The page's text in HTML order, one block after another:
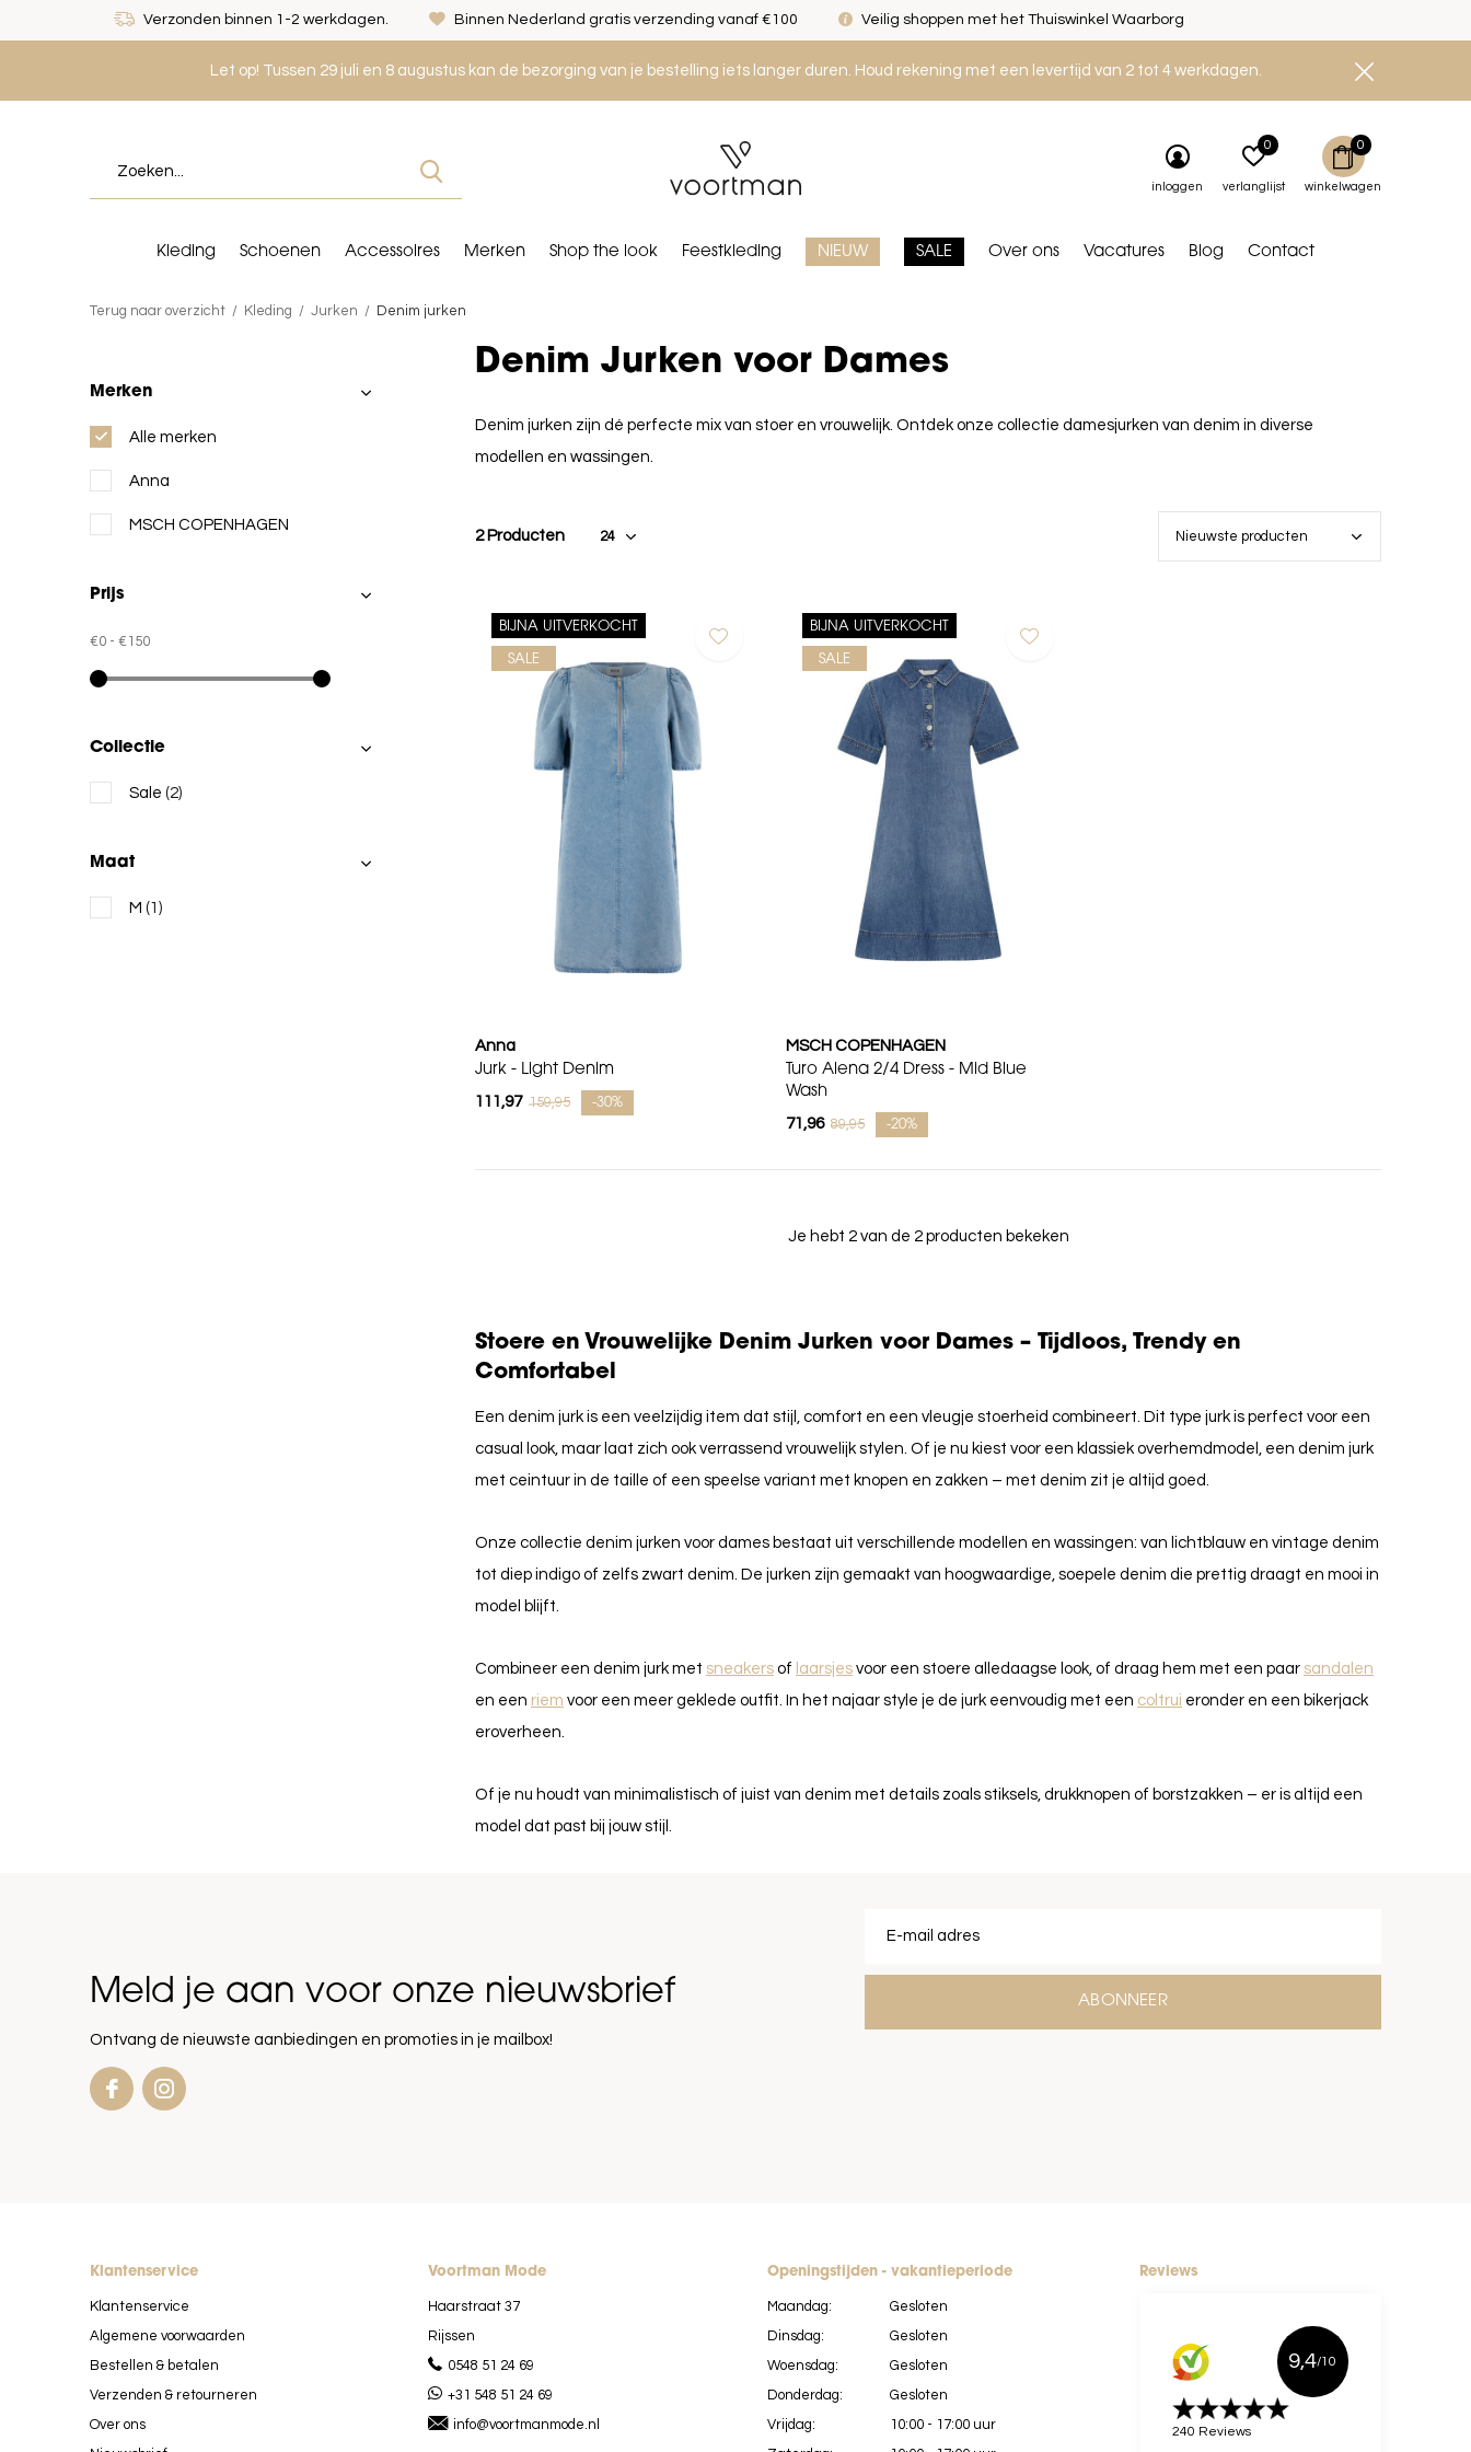
Let op! Tussen 29 juli en 8 augustus kan de bezorging van je bestelling iets langer duren. Houd rekening met een levertijd van 2 tot 4 werkdagen.
Kleding Schoenen Accessoires Merken Shop the look Feestkleding NIEUW SALE Over ons Vacatures Blog Contact
inloggen verlanglijst
0
winkelwagen
0
Verzonden binnen 1-2 werkdagen. Binnen Nederland gratis verzending vanaf €100 Veilig shoppen met het Thuiswinkel Waarborg
Terug naar overzicht Kleding Jurken Denim jurken
Denim Jurken voor Dames
Denim jurken zijn dé perfecte mix van stoer en vrouwelijk. Ontdek onze collectie damesjurken van denim in diverse
modellen en wassingen.
2 Producten
BIJNA UITVERKOCHT
SALE
Anna
Jurk - Light Denim
111,97 159,95 -30%
BIJNA UITVERKOCHT
SALE
MSCH COPENHAGEN
Turo Alena 2/4 Dress - Mid Blue
Wash
71,96 89,95 -20%
Je hebt 2 van de 2 producten bekeken
Stoere en Vrouwelijke Denim Jurken voor Dames – Tijdloos, Trendy en
Comfortabel
Een denim jurk is een veelzijdig item dat stijl, comfort en een vleugje stoerheid combineert. Dit type jurk is perfect voor een
casual look, maar laat zich ook verrassend vrouwelijk stylen. Of je nu kiest voor een klassiek overhemdmodel, een denim jurk
met ceintuur in de taille of een speelse variant met knopen en zakken – met denim zit je altijd goed.
Onze collectie denim jurken voor dames bestaat uit verschillende modellen en wassingen: van lichtblauw en vintage denim
tot diep indigo of zelfs zwart denim. De jurken zijn gemaakt van hoogwaardige, soepele denim die prettig draagt en mooi in
model blijft.
Combineer een denim jurk met sneakers of laarsjes voor een stoere alledaagse look, of draag hem met een paar sandalen
en een riem voor een meer geklede outfit. In het najaar style je de jurk eenvoudig met een coltrui eronder en een bikerjack
eroverheen.
Of je nu houdt van minimalistisch of juist van denim met details zoals stiksels, drukknopen of borstzakken – er is altijd een
model dat past bij jouw stijl.
Merken
Alle merken
Anna
MSCH COPENHAGEN
Prijs
€0 - €150
Collectie
Sale (2)
Maat
M (1)
Meld je aan voor onze nieuwsbrief
Ontvang de nieuwste aanbiedingen en promoties in je mailbox!
ABONNEER
Klantenservice
Klantenservice
Algemene voorwaarden
Bestellen & betalen
Verzenden & retourneren
Over ons
Voortman Mode
Haarstraat 37
Rijssen
0548 51 24 69
+31 548 51 24 69
info@voortmanmode.nl
Openingstijden - vakantieperiode
Maandag:
Dinsdag:
Woensdag:
Donderdag:
Vrijdag:
Gesloten
Gesloten
Gesloten
Gesloten
10:00 - 17:00 uur
Reviews
9,4/10
240 Reviews